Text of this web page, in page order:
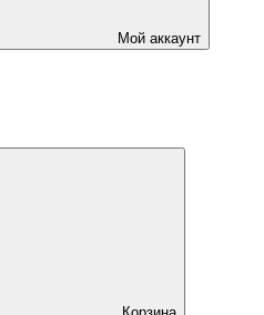
Мой аккаунт